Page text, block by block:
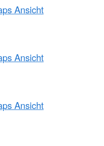
Ansicht
Ansicht
Ansicht